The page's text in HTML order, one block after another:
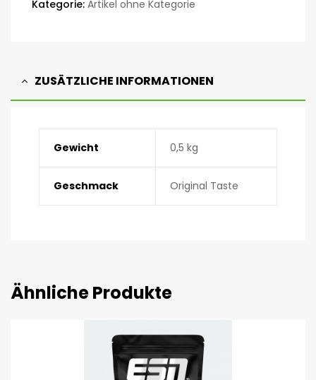
Kategorie: Artikel ohne Kategorie
ZUSÄTZLICHE INFORMATIONEN
Gewicht 0,5 kg
Geschmack Original Taste
Ähnliche Produkte